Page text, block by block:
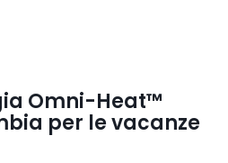
Omni-Heat™
per le vacanze